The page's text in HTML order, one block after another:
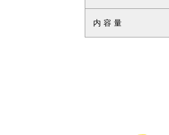
内容量